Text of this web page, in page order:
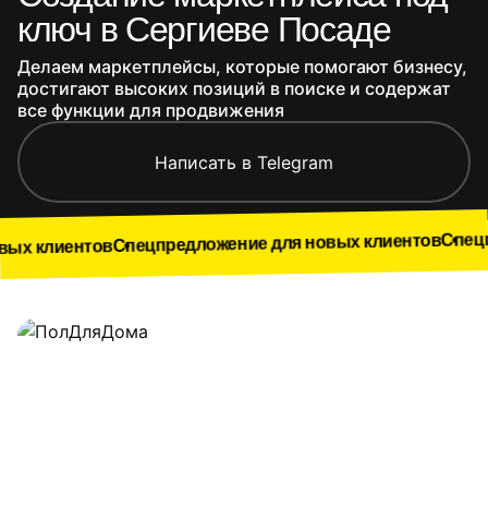
ключ в Сергиеве Посаде
Делаем маркетплейсы, которые помогают бизнесу,
достигают высоких позиций в поиске и содержат
все функции для продвижения
Написать в Telegram
Спецпредложение для новых клиентов
Наши работы